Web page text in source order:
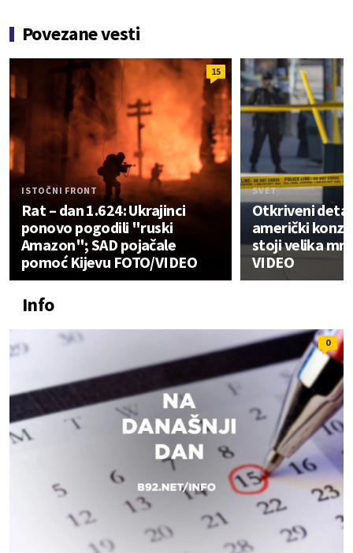
Povezane vesti
15
ISTOČNI FRONT
Rat – dan 1.624: Ukrajinci
ponovo pogodili "ruski
Amazon"; SAD pojačale
pomoć Kijevu FOTO/VIDEO
SVET
Otkriveni
američki
stoji velika
VIDEO
Info
0